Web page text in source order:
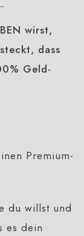
wirst,
dass
Geld-
Premium-
du willst und
es dein